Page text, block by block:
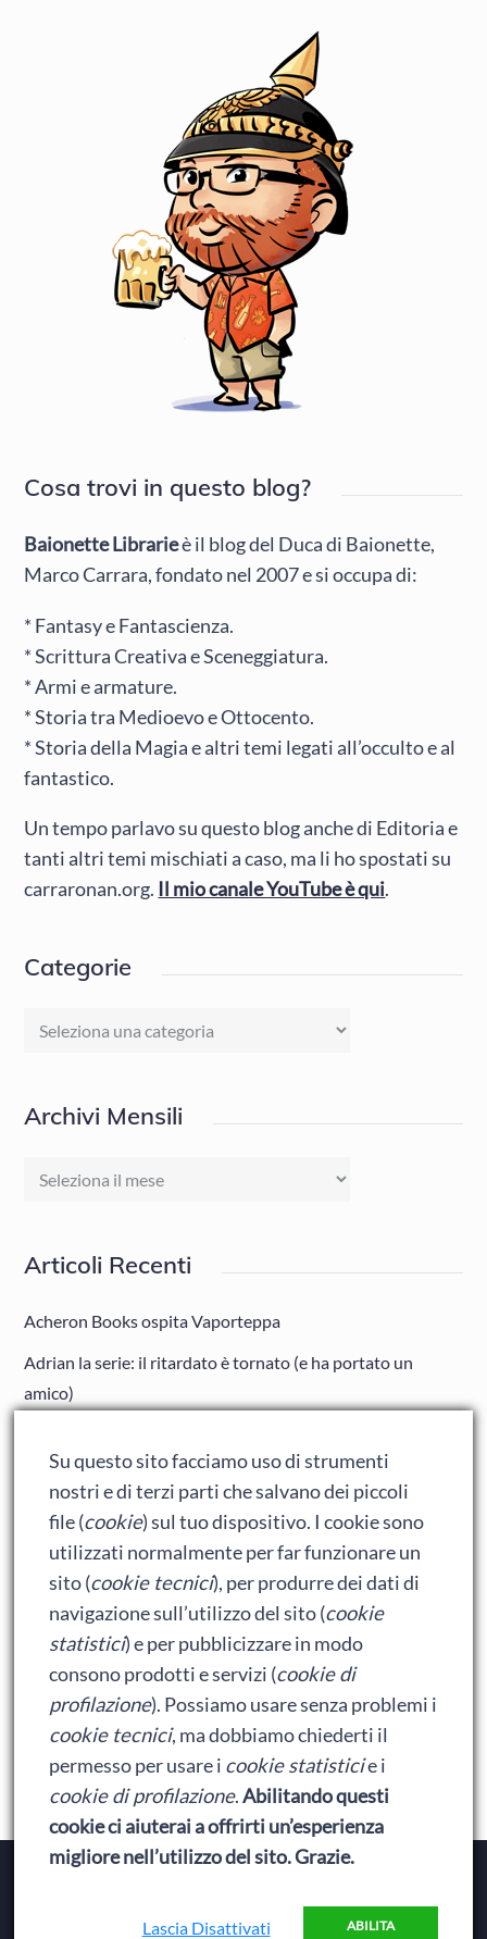
Cosa trovi in questo blog?
Baionette Librarieè il blog del Duca di Baionette,
Marco Carrara, fondato nel 2007 e si occupa di:
* Fantasy e Fantascienza.
* Scrittura Creativa e Sceneggiatura.
* Armi e armature.
* Storia tra Medioevo e Ottocento.
* Storia della Magia e altri temi legati all’occulto e al
fantastico.
Un tempo parlavo su questo blog anche di Editoria e
tanti altri temi mischiati a caso, ma li ho spostati su
carraronan.org. Il mio canale YouTube è qui.
Categorie
Categorie
Archivi Mensili
Archivi
Articoli Recenti
Acheron Books ospita Vaporteppa
Adrian la serie: il ritardato è tornato (e ha portato un
amico)
Ralph spacca Internet: analisi del film
Bumblebee: un buon film dei Transformers
Meta
Accedi
Feed dei contenuti
Feed dei commenti
WordPress.org
Privacy Policy
Su questo sito facciamo uso di strumenti
nostri e di terzi parti che salvano dei piccoli
file (cookie) sul tuo dispositivo. I cookie sono
utilizzati normalmente per far funzionare un
sito (cookie tecnici), per produrre dei dati di
navigazione sull’utilizzo del sito (cookie
statistici) e per pubblicizzare in modo
consono prodotti e servizi (cookie di
profilazione). Possiamo usare senza problemi i
cookie tecnici, ma dobbiamo chiederti il
permesso per usare i cookie statisticie i
cookie di profilazione.Abilitando questi
cookie ci aiuterai a offrirti un’esperienza
migliore nell’utilizzo del sito. Grazie.
ABILITA
Lascia Disattivati